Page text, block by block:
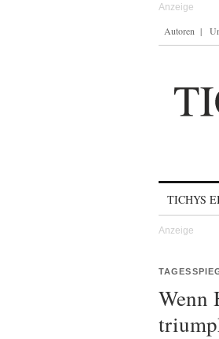
Autoren
TICHYS
Wenn